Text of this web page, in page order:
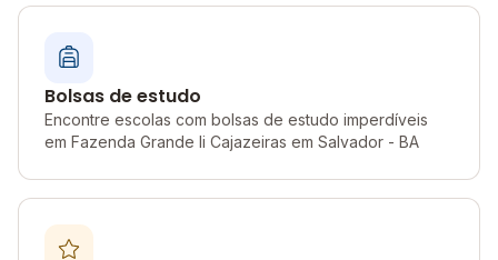
Bolsas de estudo
Encontre escolas com bolsas de estudo imperdíveis
em Fazenda Grande Ii Cajazeiras em Salvador - BA